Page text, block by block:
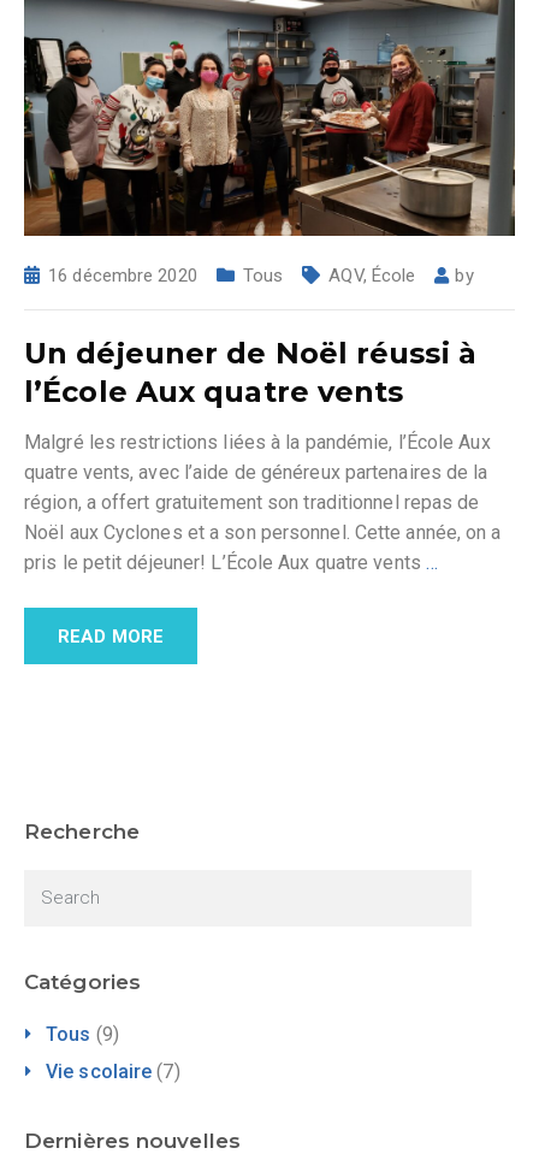
16 décembre 2020 Tous AQV, École by
Un déjeuner de Noël réussi à
l’École Aux quatre vents
Malgré les restrictions liées à la pandémie, l’École Aux
quatre vents, avec l’aide de généreux partenaires de la
région, a offert gratuitement son traditionnel repas de
Noël aux Cyclones et a son personnel. Cette année, on a
pris le petit déjeuner! L’École Aux quatre vents …
READ MORE
Recherche
Catégories
Tous (9)
Vie scolaire (7)
Dernières nouvelles